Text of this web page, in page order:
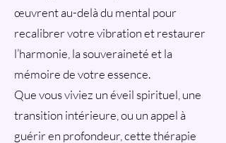
œuvrent au-delà du mental pour
recalibrer votre vibration et restaurer
l’harmonie, la souveraineté et la
mémoire de votre essence.
Que vous viviez un éveil spirituel, une
transition intérieure, ou un appel à
guérir en profondeur, cette thérapie